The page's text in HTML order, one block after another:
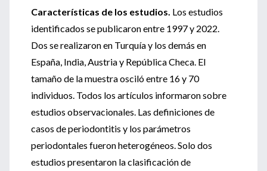
Características de los estudios. Los estudios
identificados se publicaron entre 1997 y 2022.
Dos se realizaron en Turquía y los demás en
España, India, Austria y República Checa. El
tamaño de la muestra osciló entre 16 y 70
individuos. Todos los artículos informaron sobre
estudios observacionales. Las definiciones de
casos de periodontitis y los parámetros
periodontales fueron heterogéneos. Solo dos
estudios presentaron la clasificación de